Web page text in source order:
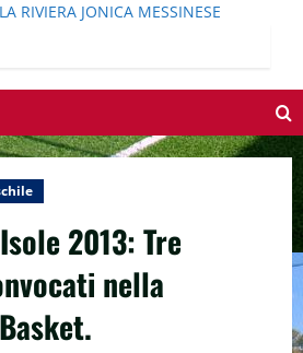
RIVIERA JONICA MESSINESE
2013: Tre
nella